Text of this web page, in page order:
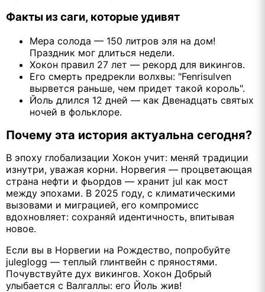
Факты из саги, которые удивят
Мера солода — 150 литров эля на дом!
Праздник мог длиться недели.
Хокон правил 27 лет — рекорд для викингов.
Его смерть предрекли волхвы: "Fenrisulven
вырвется раньше, чем придет такой король".
Йоль длился 12 дней — как Двенадцать святых
ночей в фольклоре.
Почему эта история актуальна сегодня?
В эпоху глобализации Хокон учит: меняй традиции
изнутри, уважая корни. Норвегия — процветающая
страна нефти и фьордов — хранит jul как мост
между эпохами. В 2025 году, с климатическими
вызовами и миграцией, его компромисс
вдохновляет: сохраняй идентичность, впитывая
новое.
Если вы в Норвегии на Рождество, попробуйте
juleglogg — теплый глинтвейн с пряностями.
Почувствуйте дух викингов. Хокон Добрый
улыбается с Валгаллы: его Йоль жив!